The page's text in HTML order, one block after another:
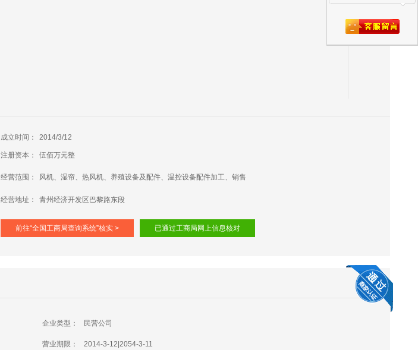
成立时间： 2014/3/12
注册资本： 伍佰万元整
经营范围： 风机、湿帘、热风机、养殖设备及配件、温控设备配件加工、销售
经营地址： 青州经济开发区巴黎路东段
前往“全国工商局查询系统”核实 > 已通过工商局网上信息核对
企业类型： 民营公司
营业期限： 2014-3-12|2054-3-11